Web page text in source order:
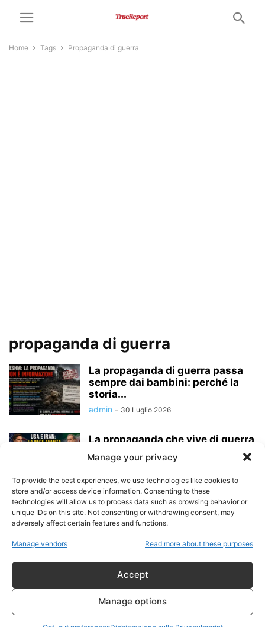
Manage your privacy
To provide the best experiences, we use technologies like cookies to
store and/or access device information. Consenting to these
technologies will allow us to process data such as browsing behavior or
unique IDs on this site. Not consenting or withdrawing consent, may
adversely affect certain features and functions.
Manage vendors Read more about these purposes
Accept
Manage options
Home Tags Propaganda di guerra
propaganda di guerra
La propaganda di guerra passa
sempre dai bambini: perché la
storia...
admin - 30 Luglio 2026
La propaganda che vive di guerra
è disperata: mentre i
professionisti...
admin - 22 Giugno 2026
TAJANI, ZELENSKY E LA GUERRA
DELLE NARRATIVE: COSA
16 Giugno 2026
LUKASHENKO ACCUSA ISRAELE:
«GAZA È STATA RASA AL SUOLO.
SU QUALI...
admin - 16 Giugno 2026